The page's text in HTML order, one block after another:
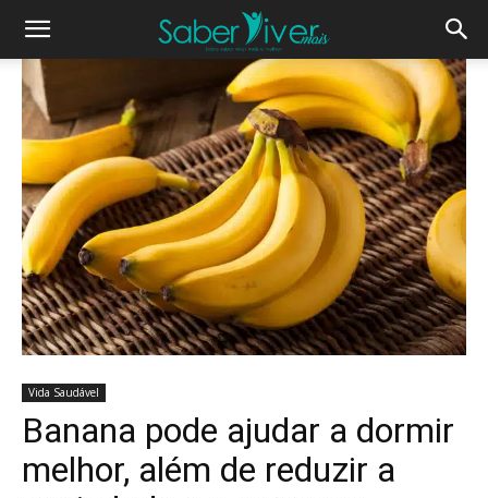
Vida Saudável
Banana pode ajudar a dormir
melhor, além de reduzir a